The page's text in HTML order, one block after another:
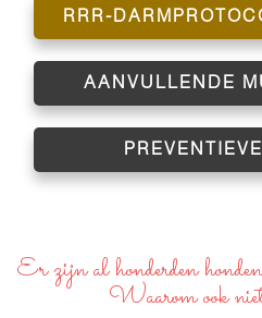
RRR-
AANVULLENDE
Er zijn al honderden honden
Waarom ook